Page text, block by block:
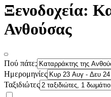
Ξενοδοχεία:
Ανθούσας
Πού πάτε;
Ημερομηνίες
Ταξιδιώτες